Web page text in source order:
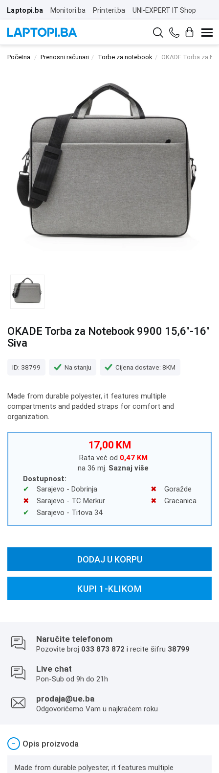
Laptopi.ba Monitori.ba Printeri.ba UNI-EXPERT IT Shop
Početna Prenosni računari Torbe za notebook OKADE Torba za
OKADE Torba za Notebook 9900 15,6"-16"
Siva
ID: 38799 Na stanju Cijena dostave: 8KM
Made from durable polyester, it features multiple
compartments and padded straps for comfort and
organization.
17,00 KM
Rata već od 0,47 KM
na 36 mj. Saznaj više
Dostupnost:
Sarajevo - Dobrinja
Sarajevo - TC Merkur
Sarajevo - Titova 34
Goražde
Gracanica
DODAJ U KORPU
KUPI 1-KLIKOM
Naručite telefonom
Pozovite broj 033 873 872 i recite šifru 38799
Live chat
Pon-Sub od 9h do 21h
prodaja@ue.ba
Odgovorićemo Vam u najkraćem roku
− Opis proizvoda
Made from durable polyester, it features multiple